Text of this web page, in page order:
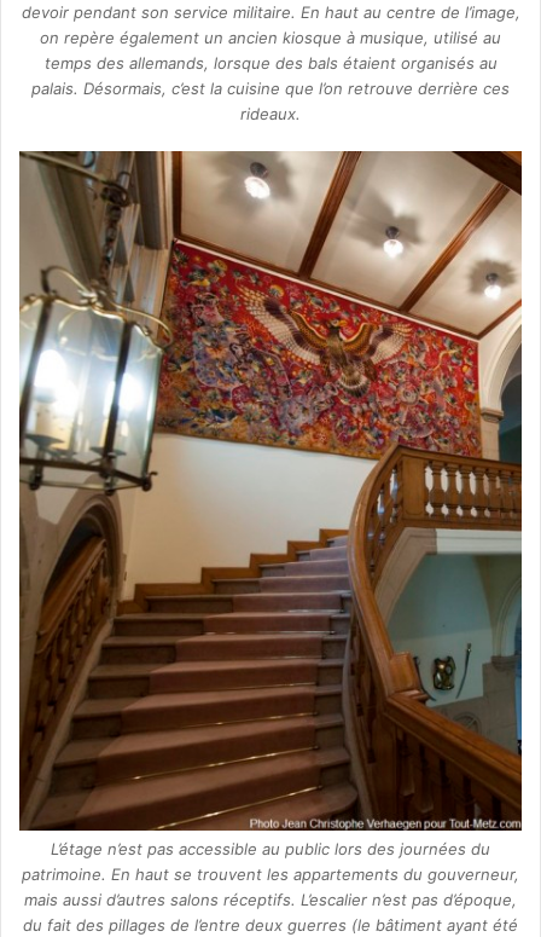
devoir pendant son service militaire. En haut au centre de l’image,
on repère également un ancien kiosque à musique, utilisé au
temps des allemands, lorsque des bals étaient organisés au
palais. Désormais, c’est la cuisine que l’on retrouve derrière ces
rideaux.
L’étage n’est pas accessible au public lors des journées du
patrimoine. En haut se trouvent les appartements du gouverneur,
mais aussi d’autres salons réceptifs. L’escalier n’est pas d’époque,
du fait des pillages de l’entre deux guerres (le bâtiment ayant été